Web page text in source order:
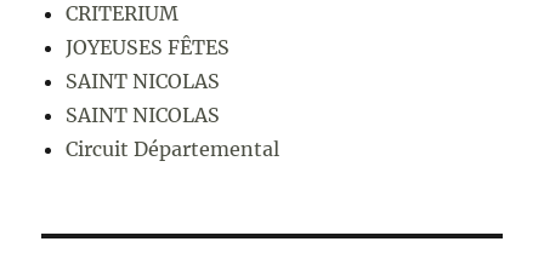
CRITERIUM
JOYEUSES FÊTES
SAINT NICOLAS
SAINT NICOLAS
Circuit Départemental